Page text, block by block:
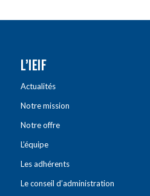
L’IEIF
Actualités
Notre mission
Notre offre
L’équipe
Les adhérents
Le conseil d’administration